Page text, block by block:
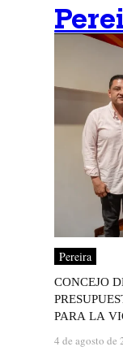
Pereira
CONCEJO
PARA LA
4 de agosto de